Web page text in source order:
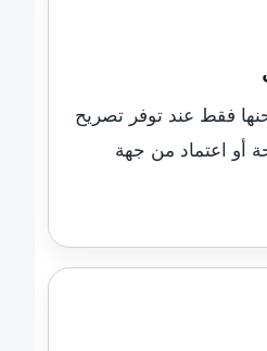
فقط عند توفر تصريح
أو اعتماد من جهة